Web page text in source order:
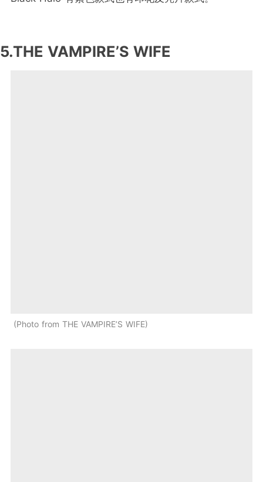
5.THE VAMPIRE’S WIFE
Photo from THE VAMPIRE’S WIFE